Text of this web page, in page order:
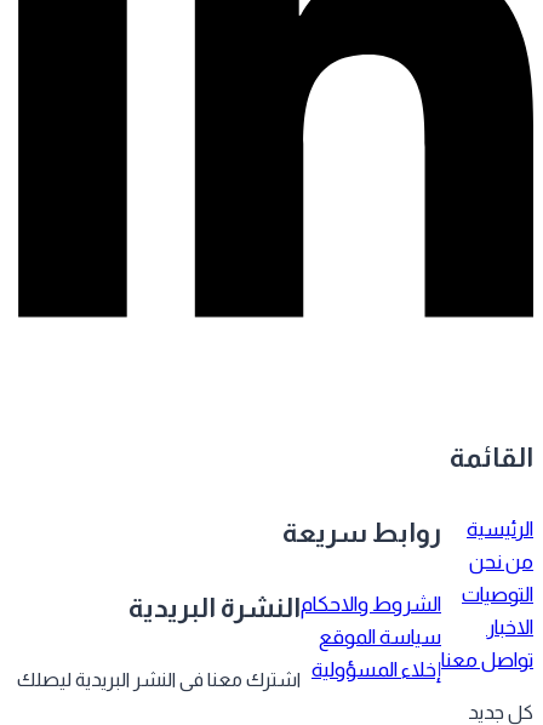
نحن
معنا
روابط سريعة
الشروط والاحكام
سياسة الموقع
إخلاء المسؤولية
النشرة البريدية
اشترك معنا فى النشر البريدية ليصلك
جديد